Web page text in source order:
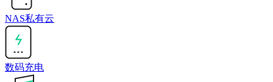
NAS私有云
数码充电